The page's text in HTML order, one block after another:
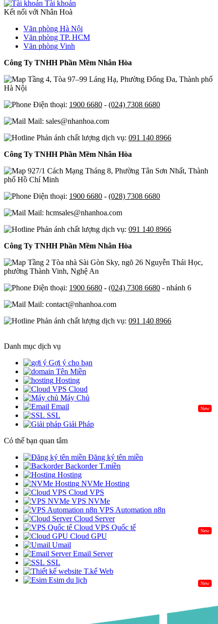
Tài khoản
Kết nối với Nhân Hoà
Văn phòng Hà Nội
Văn phòng TP. HCM
Văn phòng Vinh
Công Ty TNHH Phần Mềm Nhân Hòa
Tầng 4, Tòa 97–99 Láng Hạ, Phường Đống Đa, Thành phố
Hà Nội
Điện thoại: 1900 6680 - (024) 7308 6680
Mail: sales@nhanhoa.com
Phản ánh chất lượng dịch vụ: 091 140 8966
Công Ty TNHH Phần Mềm Nhân Hòa
927/1 Cách Mạng Tháng 8, Phường Tân Sơn Nhất, Thành
phố Hồ Chí Minh
Điện thoại: 1900 6680 - (028) 7308 6680
Mail: hcmsales@nhanhoa.com
Phản ánh chất lượng dịch vụ: 091 140 8966
Công Ty TNHH Phần Mềm Nhân Hòa
Tầng 2 Tòa nhà Sài Gòn Sky, ngõ 26 Nguyễn Thái Học,
phường Thành Vinh, Nghệ An
Điện thoại: 1900 6680 - (024) 7308 6680 - nhánh 6
Mail: contact@nhanhoa.com
Phản ánh chất lượng dịch vụ: 091 140 8966
Danh mục dịch vụ
Gợi ý cho bạn
Tên Miền
Hosting
Cloud
Máy Chủ
New
Email
SSL
Giải Pháp
Có thể bạn quan tâm
Đăng ký tên miền
Backorder T.miền
Hosting
NVMe Hosting
Cloud VPS
VPS NVMe
VPS Automation n8n
Cloud Server
Cloud VPS Quốc tế
New
Cloud GPU
Umail
Email Server
SSL
T.kế Web
Esim du lịch
New